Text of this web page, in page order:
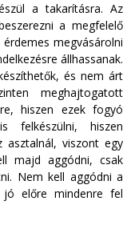
a takarításra. Az
a megfelelő
megvásárolni
állhassanak.
és nem árt
meghajtogatott
hiszen ezek fogyó
hiszen
asztalnál, viszont egy
majd aggódni, csak
Nem kell aggódni a
jó előre mindenre fel